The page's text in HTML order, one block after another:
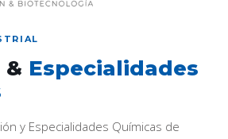
Especialidades
y Especialidades Químicas de